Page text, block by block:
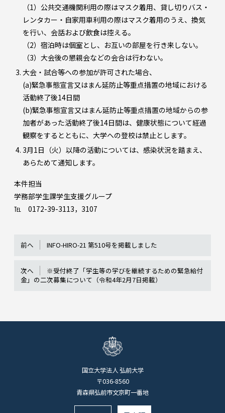
（1）公共交通機関利用の際はマスク着用、貸し切りバス・
レンタカー・自家用車利用の際はマスク着用のうえ、換気
を行い、会話および飲食は控える。
（2）宿泊時は個室とし、お互いの部屋を行き来しない。
（3）大会後の懇親会などの会合は行わない。
大会・試合等への参加が許可された場合、
(a)緊急事態宣言又はまん延防止等重点措置の地域における
活動終了後14日間
(b)緊急事態宣言又はまん延防止等重点措置の地域からの参
加者があった活動終了後14日間は、健康状態について経過
観察をするとともに、大学への登校は禁止とします。
3月1日（火）以降の活動については、感染状況を踏まえ、
あらためて通知します。
本件担当
学務部学生課学生支援グループ
℡ 0172-39-3113，3107
前へ INFO-HIRO-21 第510号を掲載しました
次へ
※受付終了「学生等の学びを継続するための緊急給付
金」の二次募集について（令和4年2月7日掲載）
国立大学法人 弘前大学
〒036-8560
青森県弘前市文京町一番地